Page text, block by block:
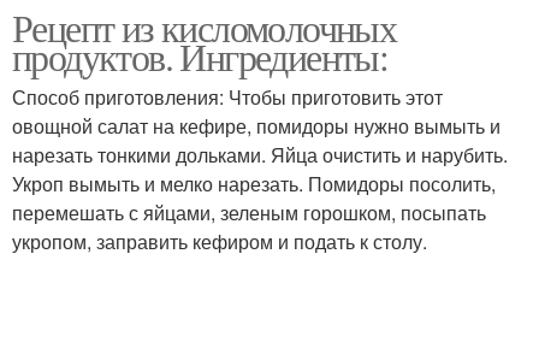
Рецепт из кисломолочных
продуктов. Ингредиенты:
Способ приготовления: Чтобы приготовить этот
овощной салат на кефире, помидоры нужно вымыть и
нарезать тонкими дольками. Яйца очистить и нарубить.
Укроп вымыть и мелко нарезать. Помидоры посолить,
перемешать с яйцами, зеленым горошком, посыпать
укропом, заправить кефиром и подать к столу.